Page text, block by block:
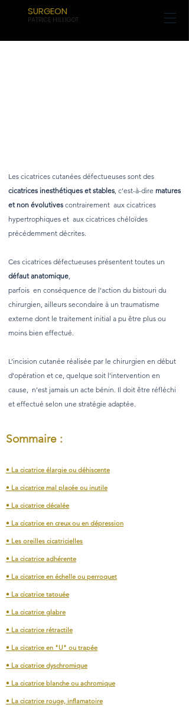
PATRICE HILLIGOT
SURGEON
Les cicatrices cutanées défectueuses sont des
cicatrices inesthétiques et stables, c’est-à-dire matures
et non évolutives contrairement aux cicatrices
hypertrophiques et aux cicatrices chéloïdes
précédemment décrites.
Ces cicatrices défectueuses présentent toutes un
défaut anatomique,
parfois en conséquence de l’action du bistouri du
chirurgien, ailleurs secondaire à un traumatisme
externe dont le traitement initial a pu être plus ou
moins bien effectué.
L’incision cutanée réalisée par le chirurgien en début
d’opération et ce, quelque soit l’intervention en
cause, n’est jamais un acte bénin. Il doit être réfléchi
et effectué selon une stratégie adaptée.
Sommaire :
• La cicatrice élargie ou déhiscente
• La cicatrice mal placée ou inutile
• La cicatrice décalée
• La cicatrice en creuxou en dépression
• Les oreilles cicatricielles
• La cicatrice adhérente
• La cicatrice en échelle ou perroquet
• La cicatrice tatouée
• La cicatrice glabre
• La cicatrice rétractile
• La cicatrice en "U" ou trapée
• La cicatrice dyschromique
• La cicatrice blanche ou achromique
• La cicatrice rouge, inflamatoire